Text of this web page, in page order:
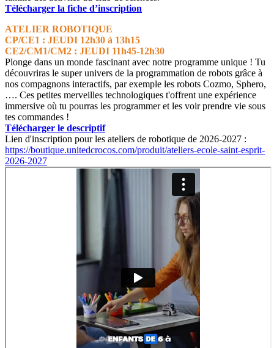
Télécharger la fiche d’inscription
ATELIER ROBOTIQUE
CP/CE1 : JEUDI 12h30 à 13h15
CE2/CM1/CM2 : JEUDI 11h45-12h30
Plonge dans un monde fascinant avec notre programme unique ! Tu
découvriras le super univers de la programmation de robots grâce à
nos compagnons interactifs, par exemple les robots Cozmo, Sphero,
…. Ces petites merveilles technologiques t'offrent une expérience
immersive où tu pourras les programmer et les voir prendre vie sous
tes commandes !
Télécharger le descriptif
Lien d'inscription pour les ateliers de robotique de 2026-2027 :
https://boutique.unitedcrocos.com/produit/ateliers-ecole-saint-esprit-
2026-2027